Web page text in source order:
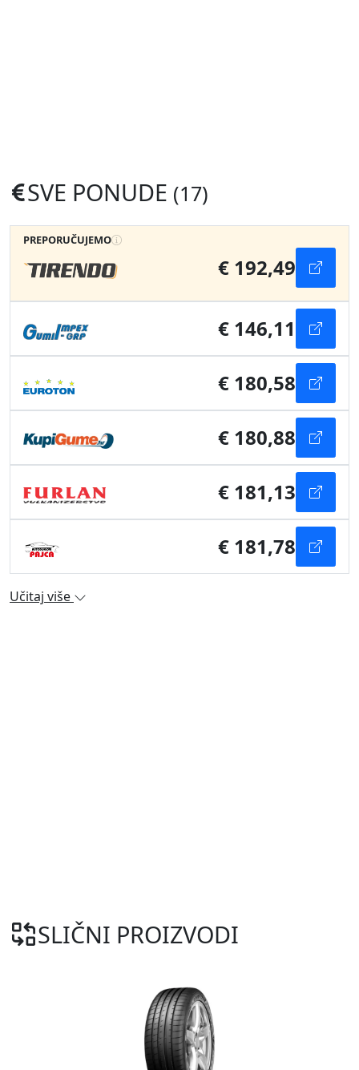
SVE PONUDE (17)
PREPORUČUJEMO
€ 192,49
€ 146,11
€ 180,58
€ 180,88
€ 181,13
€ 181,78
Učitaj više
SLIČNI PROIZVODI